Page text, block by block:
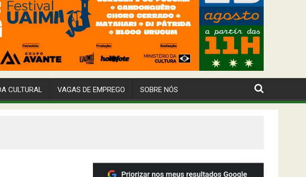
CULTURAL VAGAS DE EMPREGO SOBRE NÓS